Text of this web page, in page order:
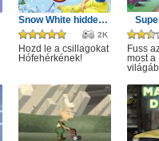
Snow White hidden stars
2K
Hozd le a csillagokat
Hófehérkének!
Fuss
most a